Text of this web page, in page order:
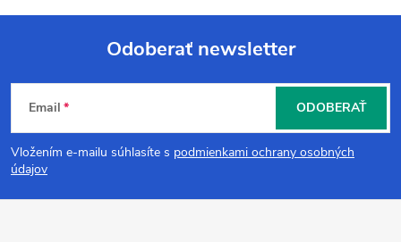
Z
á
p
Odoberať newsletter
Email
Vložením e-mailu súhlasíte s podmienkami ochrany osobných
údajov
ODOBERAŤ